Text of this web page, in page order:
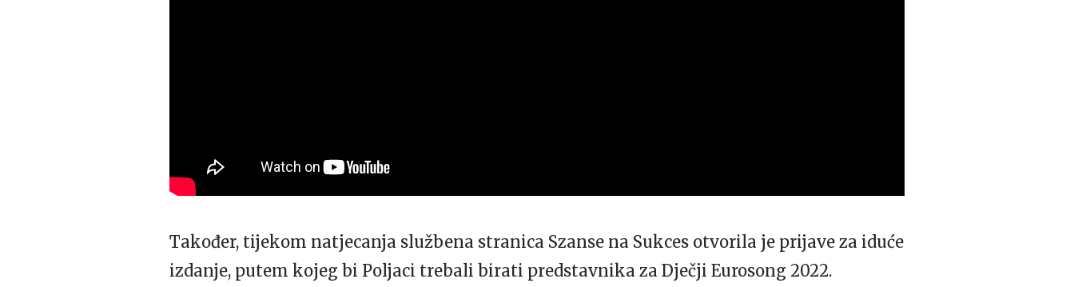
Također, tijekom natjecanja službena stranica Szanse na Sukces otvorila je prijave za iduće
izdanje, putem kojeg bi Poljaci trebali birati predstavnika za Dječji Eurosong 2022.